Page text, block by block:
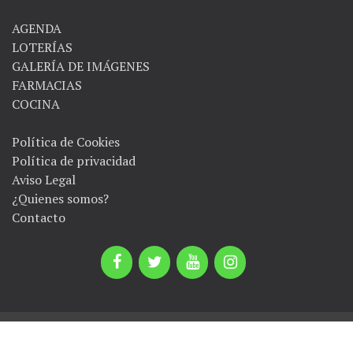
AGENDA
LOTERÍAS
GALERÍA DE IMÁGENES
FARMACIAS
COCINA
Política de Cookies
Política de privacidad
Aviso Legal
¿Quienes somos?
Contacto